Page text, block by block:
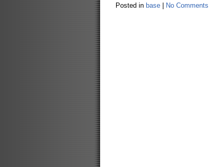
Posted in base| No